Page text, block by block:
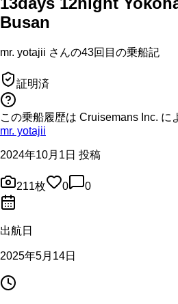
Busan
mr. yotajii さんの43回目の乗船記
証明済
この乗船履歴は Cruisemans Inc. に
mr. yotajii
2024年10月1日 投稿
211枚 0 0
出航日
2025年5月14日